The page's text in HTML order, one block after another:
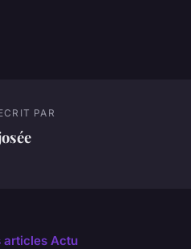
PAR
articles Actu